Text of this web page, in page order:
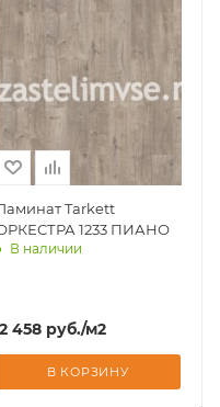
Tarkett
1233 ПИАНО
В наличии
2 458руб./м2
В КОРЗИНУ